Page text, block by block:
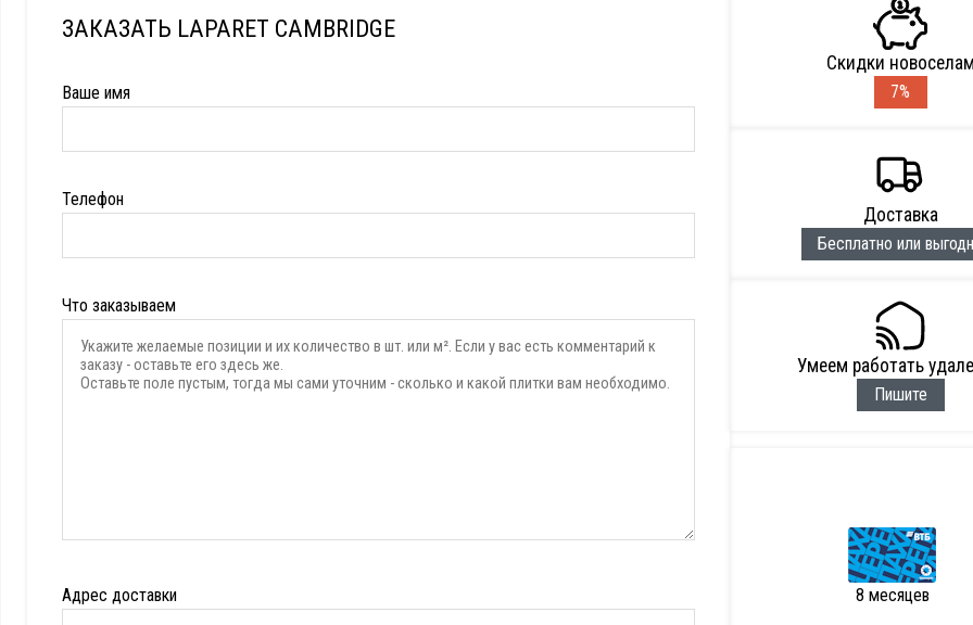
ЗАКАЗАТЬ LAPARET CAMBRIDGE
Ваше имя
Телефон
Что заказываем
Адрес доставки
Скидки новоселам
7%
Доставка
Бесплатно или
Умеем работать
Пишите
8 месяцев